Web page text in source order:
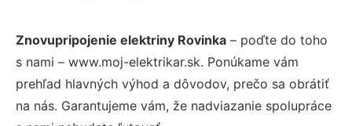
Znovupripojenie elektriny Rovinka – poďte do toho
s nami – www.moj-elektrikar.sk. Ponúkame vám
prehľad hlavných výhod a dôvodov, prečo sa obrátiť
na nás. Garantujeme vám, že nadviazanie spolupráce